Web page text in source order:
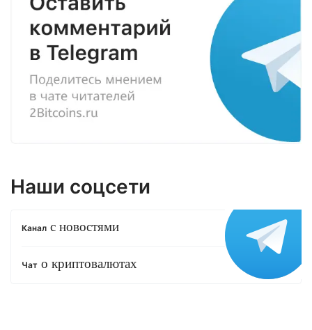
Наши соцсети
Канал с новостями
Чат о криптовалютах